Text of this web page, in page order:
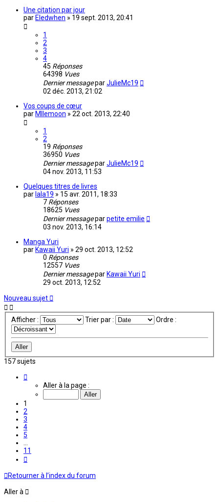
Une citation par jour
par Eledwhen » 19 sept. 2013, 20:41
1
2
3
4
45 Réponses
64398 Vues
Dernier messageparJulieMc19
02 déc. 2013, 21:02
Vos coups de cœur
par Mllemoon » 22 oct. 2013, 22:40
1
2
19 Réponses
36950 Vues
Dernier messageparJulieMc19
04 nov. 2013, 11:53
Quelques titres de livres
par lala19 » 15 avr. 2011, 18:33
7 Réponses
18625 Vues
Dernier messageparpetite emilie
03 nov. 2013, 16:14
Manga Yuri
par Kawaii Yuri » 29 oct. 2013, 12:52
0 Réponses
12557 Vues
Dernier messagepar Kawaii Yuri
29 oct. 2013, 12:52
Nouveau sujet
Afficher : Trier par : Ordre :
157 sujets
Aller à la page :
1
2
3
4
5
11
Retourner à l’index du forum
Aller à